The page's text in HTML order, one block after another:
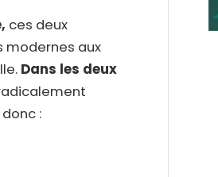
ces deux
modernes aux
Dans les deux
: